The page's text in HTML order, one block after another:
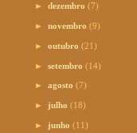
►dezembro(7)
►novembro(9)
►outubro(21)
►setembro(14)
►agosto(7)
► julho(18)
► junho(11)